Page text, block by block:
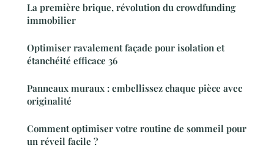
La première brique, révolution du crowdfunding
immobilier
Optimiser ravalement façade pour isolation et
étanchéité efficace 36
Panneaux muraux : embellissez chaque pièce avec
originalité
Comment optimiser votre routine de sommeil pour
un réveil facile ?